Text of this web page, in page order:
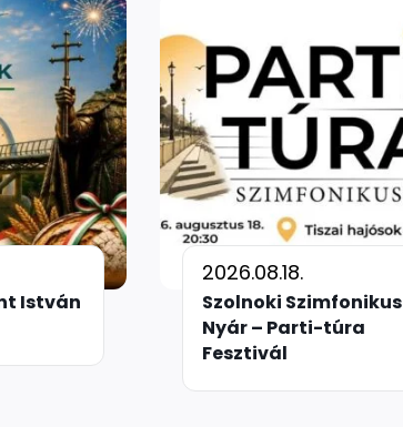
István
2026.08.18.
Szolnoki Szimfonikus
Nyár – Parti-túra
Fesztivál